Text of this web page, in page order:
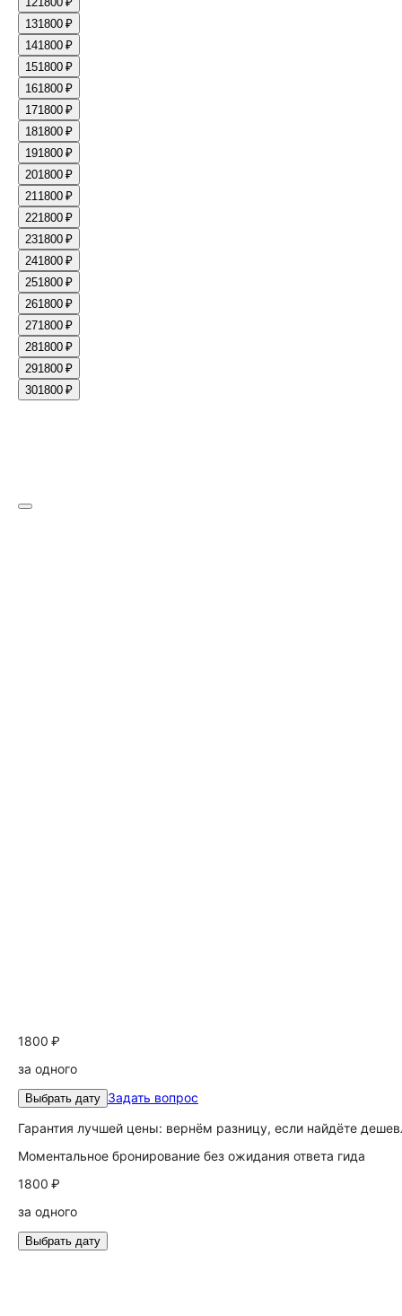
131800 ₽
141800 ₽
151800 ₽
161800 ₽
171800 ₽
181800 ₽
191800 ₽
201800 ₽
211800 ₽
221800 ₽
231800 ₽
241800 ₽
251800 ₽
261800 ₽
271800 ₽
281800 ₽
291800 ₽
301800 ₽
1800 ₽
за одного
Выбрать дату Задать вопрос
Гарантия лучшей цены: вернём разницу, если найдёте
Моментальное бронирование без ожидания ответа гида
1800 ₽
за одного
Выбрать дату